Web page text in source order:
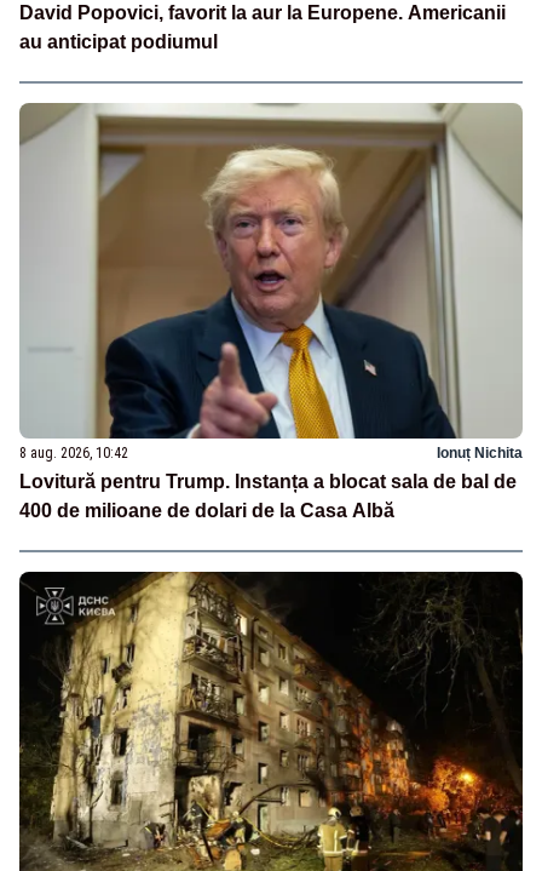
David Popovici, favorit la aur la Europene. Americanii
au anticipat podiumul
8 aug. 2026, 10:42 Ionuț Nichita
Lovitură pentru Trump. Instanța a blocat sala de bal de
400 de milioane de dolari de la Casa Albă